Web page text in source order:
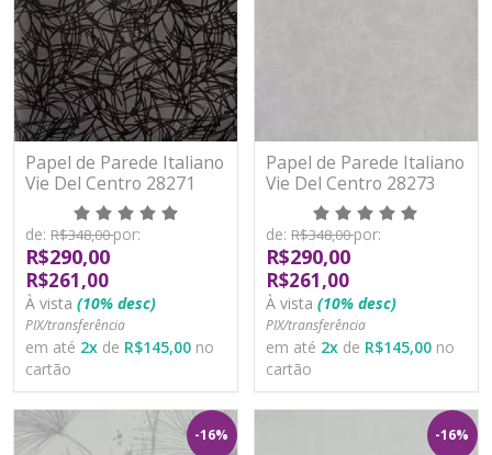
Papel de Parede Italiano
Vie Del Centro 28271
Vinílico Lavável
de: R$348,00por:
R$290,00
R$261,00
À vista (10% desc)
PIX/transferência
em até 2x de R$145,00 no
cartão
Papel de Parede Italiano
Vie Del Centro 28273
Vinílico Lavável
de: R$348,00por:
R$290,00
R$261,00
À vista (10% desc)
PIX/transferência
em até 2x de R$145,00 no
cartão
-16% -16%